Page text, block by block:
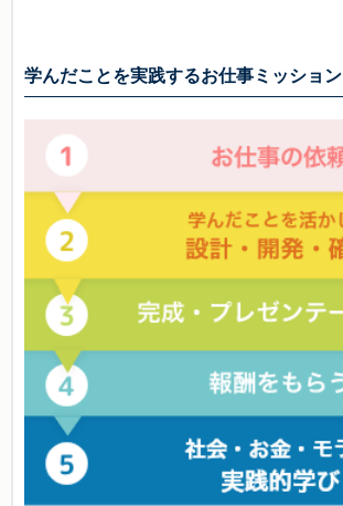
学んだことを実践するお仕事ミッション